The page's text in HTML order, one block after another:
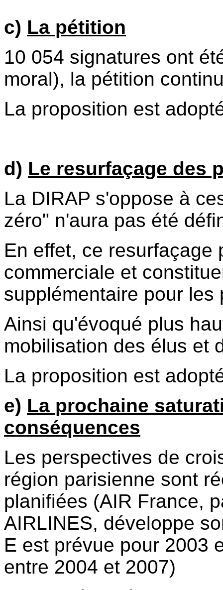
c) La pétition
10 054 signatures ont
moral), la pétition
La proposition est
d) Le resurfaçage des
La DIRAP s'oppose à
zéro" n'aura pas été
En effet, ce resurfaçage
commerciale et
supplémentaire pour les
Ainsi qu'évoqué plus
mobilisation des élus et
La proposition est
e) La prochaine
conséquences
Les perspectives de
région parisienne sont
planifiées (AIR France,
AIRLINES, développe
E est prévue pour 2003
entre 2004 et 2007)